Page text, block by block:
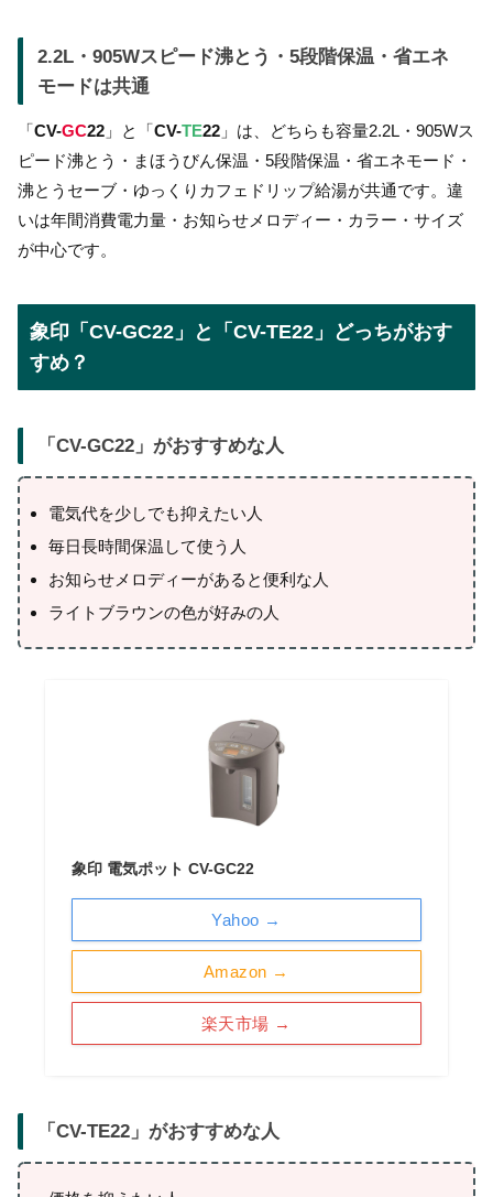
2.2L・905Wスピード沸とう・5段階保温・省エネ
モードは共通
「CV-GC22 」と「CV-TE22 」は、どちらも容量2.2L・905Wス
ピード沸とう・まほうびん保温・5段階保温・省エネモード・
沸とうセーブ・ゆっくりカフェドリップ給湯が共通です。違
いは年間消費電力量・お知らせメロディー・カラー・サイズ
が中心です。
象印「CV-GC22」と「CV-TE22」どっちがおす
すめ？
「CV-GC22 」がおすすめな人
電気代を少しでも抑えたい人
毎日長時間保温して使う人
お知らせメロディーがあると便利な人
ライトブラウンの色が好みの人
象印 電気ポット CV-GC22
Amazon →
楽天市場 →
Yahoo →
「CV-TE22 」がおすすめな人